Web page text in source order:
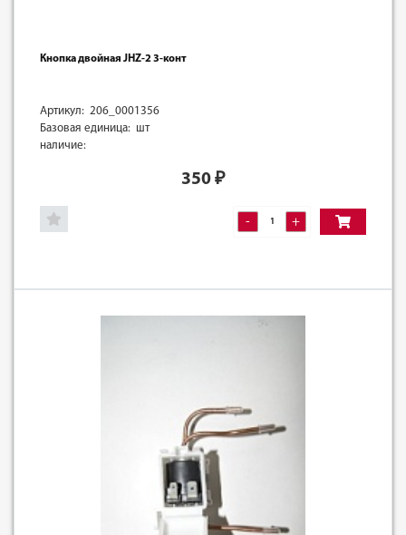
Кнопка двойная JHZ-2 3-конт
Артикул: 206_0001356
Базовая единица: шт
наличие:
350 ₽
- +